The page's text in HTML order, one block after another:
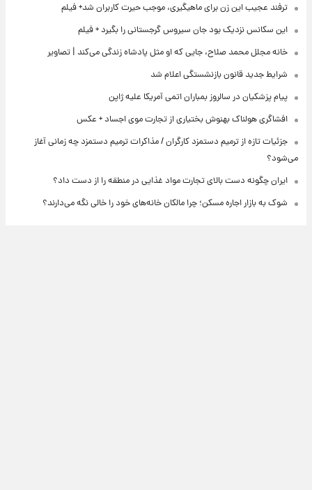
ترفند عجیب این زن برای ماهیگیری، موجب حیرت کاربران شد+ فیلم
این سکانس نزدیک بود جان سیروس گرجستانی را بگیرد + فیلم
خانه مجلل محمد صلاح، جایی که او مثل پادشاه زندگی می‌کند | تصاویر
شرایط جدید قانون بازنشستگی اعلام شد
پیام پزشکیان در سالروز بمباران اتمی آمریکا علیه ژاپن
افشاگری هولناک بهنوش بختیاری از تجارت موی اجساد + عکس
جزئیات تازه از ترمیم دستمزد کارگران / مذاکرات ترمیم دستمزد چه زمانی آغاز
می‌شود؟
ایران چگونه دست بالای تجارت مواد غذایی در منطقه را از دست داد؟
شوک به بازار اجاره مسکن؛ چرا مالکان خانه‌های خود را خالی نگه می‌دارند؟